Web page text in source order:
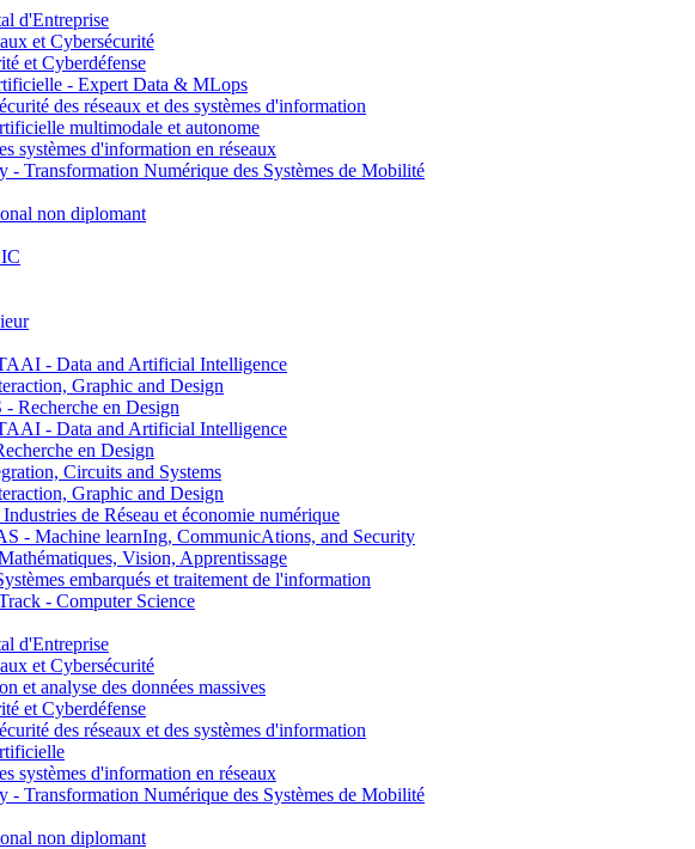
d'Entreprise
et Cybersécurité
et Cyberdéfense
- Expert Data & MLops
des réseaux et des systèmes d'information
multimodale et autonome
systèmes d'information en réseaux
Transformation Numérique des Systèmes de Mobilité
non diplomant
- Data and Artificial Intelligence
Graphic and Design
Recherche en Design
- Data and Artificial Intelligence
en Design
Circuits and Systems
Graphic and Design
de Réseau et économie numérique
- Machine learnIng, CommunicAtions, and Security
Vision, Apprentissage
embarqués et traitement de l'information
- Computer Science
d'Entreprise
et Cybersécurité
et analyse des données massives
et Cyberdéfense
des réseaux et des systèmes d'information
systèmes d'information en réseaux
Transformation Numérique des Systèmes de Mobilité
non diplomant